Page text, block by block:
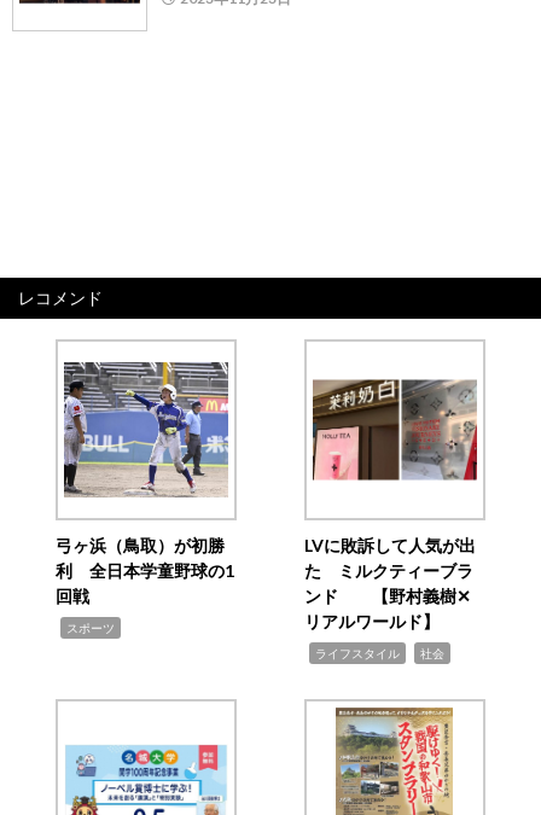
レコメンド
弓ヶ浜（鳥取）が初勝
利 全日本学童野球の1
回戦
スポーツ
LVに敗訴して人気が出
た ミルクティーブラ
ンド 【野村義樹✕
リアルワールド】
ライフスタイル 社会